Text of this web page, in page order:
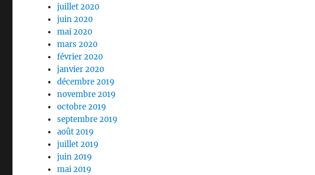
juillet 2020
juin 2020
mai 2020
mars 2020
février 2020
janvier 2020
décembre 2019
novembre 2019
octobre 2019
septembre 2019
août 2019
juillet 2019
juin 2019
mai 2019